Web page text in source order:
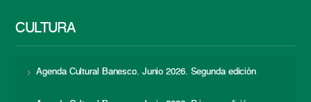
CULTURA
Agenda Cultural Banesco. Junio 2026. Segunda edición